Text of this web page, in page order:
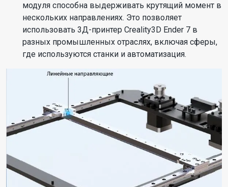
модуля способна выдерживать крутящий момент в
нескольких направлениях. Это позволяет
использовать 3Д-принтер Creality3D Ender 7 в
разных промышленных отраслях, включая сферы,
где используются станки и автоматизация.